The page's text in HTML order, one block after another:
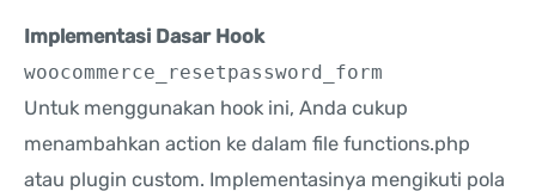
Implementasi Dasar Hook
woocommerce_resetpassword_form
Untuk menggunakan hook ini, Anda cukup
menambahkan action ke dalam file functions.php
atau plugin custom. Implementasinya mengikuti pola